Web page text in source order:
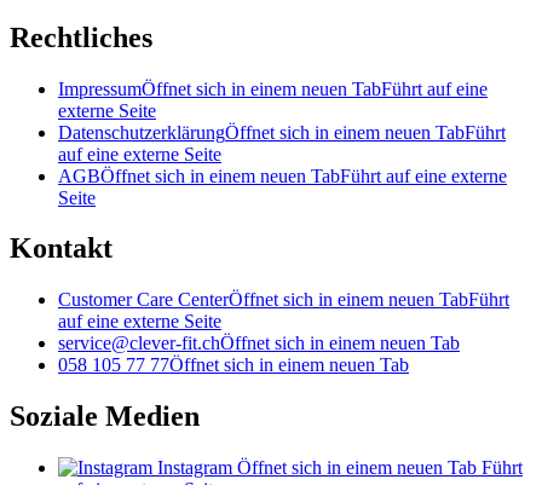
Rechtliches
ImpressumÖffnet sich in einem neuen TabFührt auf eine
externe Seite
DatenschutzerklärungÖffnet sich in einem neuen TabFührt
auf eine externe Seite
AGBÖffnet sich in einem neuen TabFührt auf eine externe
Seite
Kontakt
Customer Care CenterÖffnet sich in einem neuen TabFührt
auf eine externe Seite
service@clever-fit.chÖffnet sich in einem neuen Tab
058 105 77 77Öffnet sich in einem neuen Tab
Soziale Medien
Instagram Öffnet sich in einem neuen Tab Führt